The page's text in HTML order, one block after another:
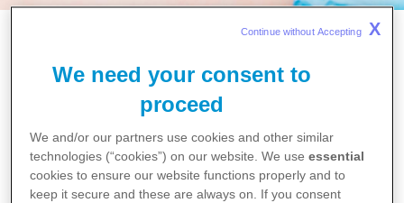
Depo-Medrol®
Depo-Medrol bevat methylprednisolon (in de vorm van
methylprednisolon acetaat). Methylprednisolon behoort tot
de groep van de glucocorticoïden
We need your consent to
proceed
We and/or our partners use cookies and other similar
technologies (“cookies”) on our website. We useessential
cookies to ensure our website functions properly and to
keep it secure and these are always on. If you consent
Continue without Accepting X